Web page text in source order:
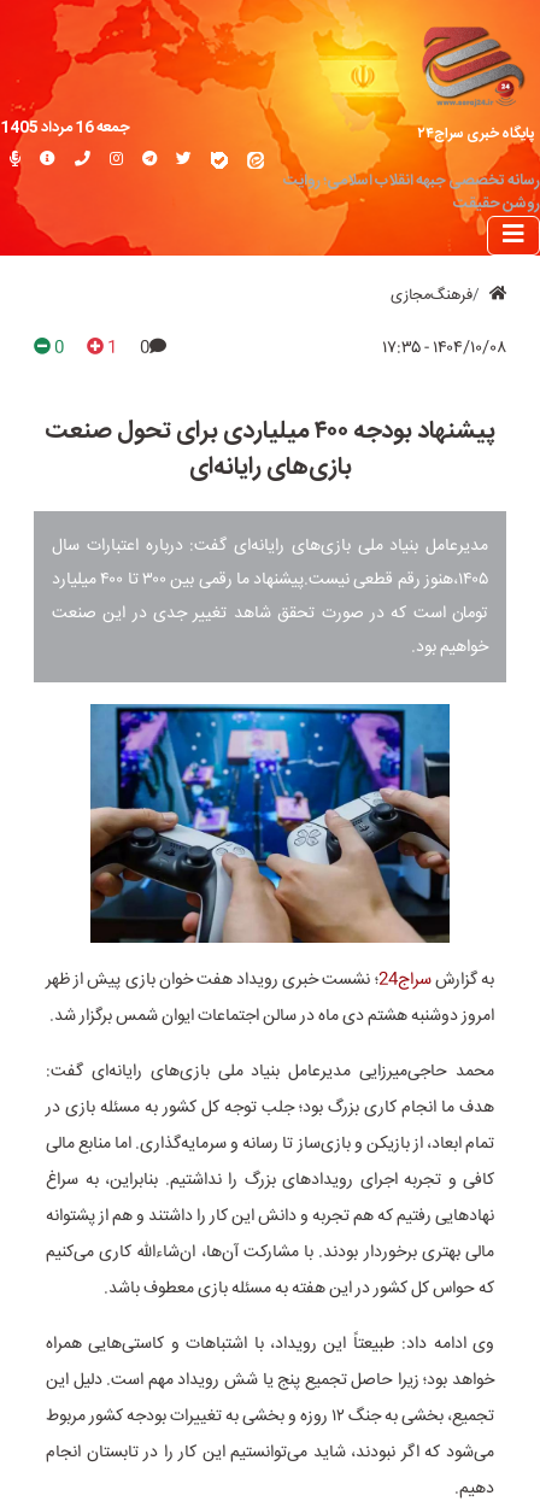
پایگاه خبری سراج۲۴
رسانه تخصصی جبهه انقلاب اسلامی؛ روایت
روشن حقیقت
جمعه 16 مرداد 1405
فرهنگ‌مجازی
۱۴۰۴/۱۰/۰۸ - ۱۷:۳۵ 0
1
0
پیشنهاد بودجه ۴۰۰ میلیاردی برای تحول صنعت
بازی‌های رایانه‌ای
مدیرعامل بنیاد ملی بازی‌های رایانه‌ای گفت: درباره اعتبارات سال
۱۴۰۵،هنوز رقم قطعی نیست.پیشنهاد ما رقمی بین ۳۰۰ تا ۴۰۰ میلیارد
تومان است که در صورت تحقق شاهد تغییر جدی در این صنعت
خواهیم بود.
به گزارشسراج24
؛ نشست خبری رویداد هفت خوان بازی پیش از ظهر
امروز دوشنبه هشتم دی ماه در سالن اجتماعات ایوان شمس برگزار شد.
محمد حاجی‌میرزایی مدیرعامل بنیاد ملی بازی‌های رایانه‌ای گفت:
هدف ما انجام کاری بزرگ بود؛ جلب توجه کل کشور به مسئله بازی در
تمام ابعاد، از بازیکن و بازی‌ساز تا رسانه و سرمایه‌گذاری. اما منابع مالی
کافی و تجربه اجرای رویدادهای بزرگ را نداشتیم. بنابراین، به سراغ
نهادهایی رفتیم که هم تجربه و دانش این کار را داشتند و هم از پشتوانه
مالی بهتری برخوردار بودند. با مشارکت آن‌ها، ان‌شاءالله کاری می‌کنیم
که حواس کل کشور در این هفته به مسئله بازی معطوف باشد.
وی ادامه داد: طبیعتاً این رویداد، با اشتباهات و کاستی‌هایی همراه
خواهد بود؛ زیرا حاصل تجمیع پنج یا شش رویداد مهم است. دلیل این
تجمیع، بخشی به جنگ ۱۲ روزه و بخشی به تغییرات بودجه کشور مربوط
می‌شود که اگر نبودند، شاید می‌توانستیم این کار را در تابستان انجام
دهیم.